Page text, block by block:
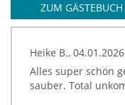
ZUM GÄSTEBUCH
Heike B., 04.01.2026
Alles super schön
sauber. Total